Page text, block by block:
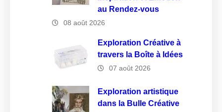
au Rendez-vous
08 août 2026
Exploration Créative à
travers la Boîte à Idées
07 août 2026
Exploration artistique
dans la Bulle Créative